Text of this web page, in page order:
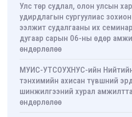
Улс төр судлал, олон улсын
удирдлагын сургуулиас
ээлжит судалгааны их
дугаар сарын 06-ны өдөр
өндөрлөлөө
МУИС-УТСОУХНУС-ийн
тэнхимийн ахисан түвшний
шинжилгээний хурал
өндөрлөлөө